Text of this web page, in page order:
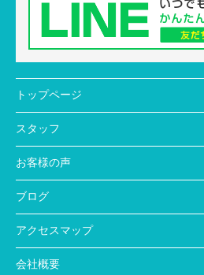
トップページ
スタッフ
お客様の声
ブログ
アクセスマップ
会社概要